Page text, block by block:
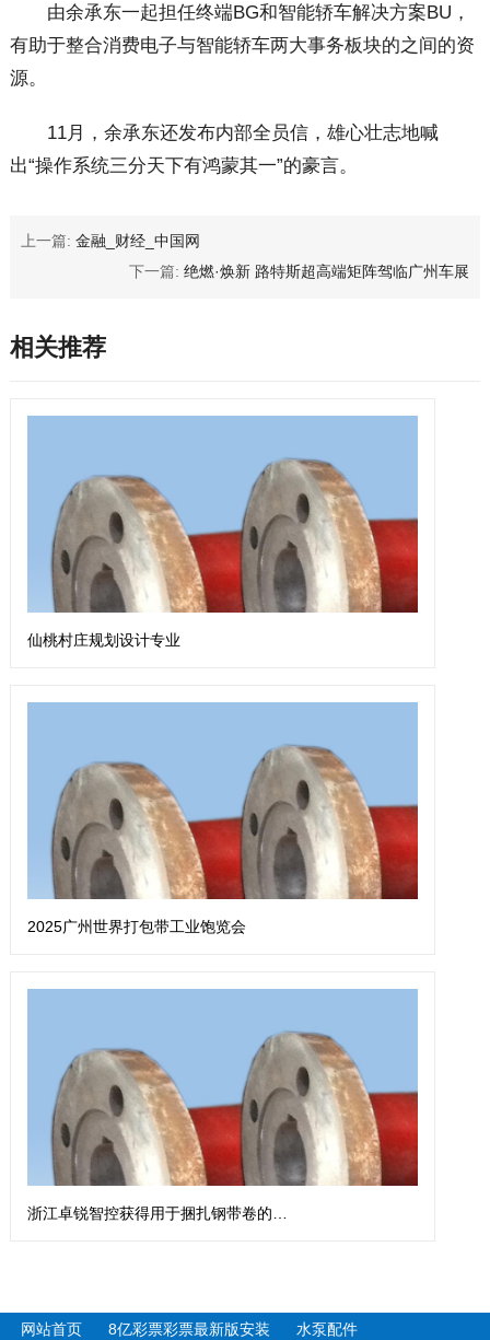
由余承东一起担任终端BG和智能轿车解决方案BU，
有助于整合消费电子与智能轿车两大事务板块的之间的资
源。
11月，余承东还发布内部全员信，雄心壮志地喊
出“操作系统三分天下有鸿蒙其一”的豪言。
上一篇: 金融_财经_中国网
下一篇:绝燃·焕新 路特斯超高端矩阵驾临广州车展
相关推荐
仙桃村庄规划设计专业
2025广州世界打包带工业饱览会
浙江卓锐智控获得用于捆扎钢带卷的钢带扎带机专利
网站首页 8亿彩票彩票最新版安装 水泵配件